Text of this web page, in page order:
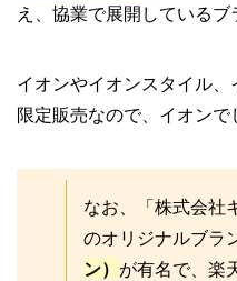
え、協業で展開しているブ
イオンやイオンスタイル
限定販売なので、イオンで
なお、「株式会社
のオリジナルブラ
ン） が有名で、楽